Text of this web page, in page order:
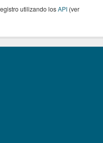
utilizando losAPI (ver